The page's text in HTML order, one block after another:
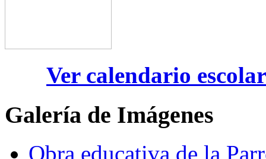
Ver calendario escolar
Galería de Imágenes
Obra educativa de la